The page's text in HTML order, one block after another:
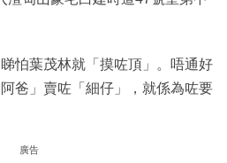
怕葉茂林就「摸咗頂」。唔通好
爸」賣咗「細仔」，就係為咗要
廣告